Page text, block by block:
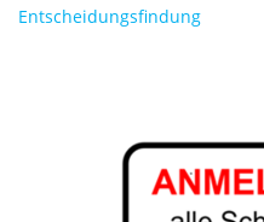
Entscheidungsfindung